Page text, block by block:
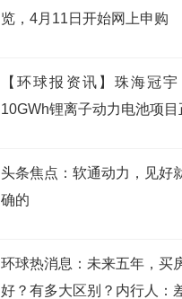
览，4月11日开始网上申购
【环球报资讯】珠海冠
10GWh锂离子动力电池项目
头条焦点：软通动力，见好
确的
环球热消息：未来五年，买
好？有多大区别？内行人：